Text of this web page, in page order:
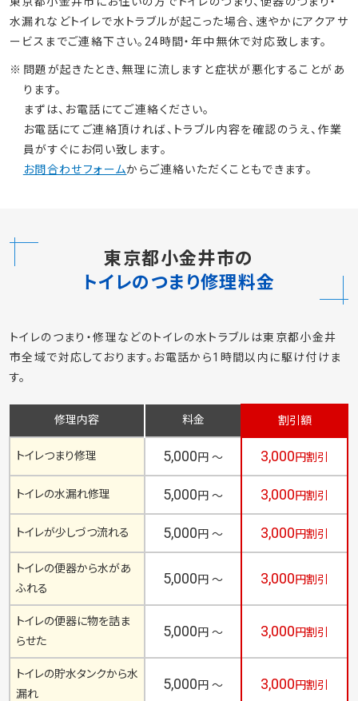
水漏れなどトイレで水トラブルが起こった場合、速やかにアクアサ
ービスまでご連絡下さい。24時間・年中無休で対応致します。
問題が起きたとき、無理に流しますと症状が悪化することがあ
ります。
まずは、お電話にてご連絡ください。
お電話にてご連絡頂ければ、トラブル内容を確認のうえ、作業
員がすぐにお伺い致します。
お問合わせフォームからご連絡いただくこともできます。
東京都小金井市の
トイレのつまり修理料金
トイレのつまり・修理などのトイレの水トラブルは東京都小金井
市全域で対応しております。お電話から1時間以内に駆け付けま
す。
修理内容 料金 割引額
トイレつまり修理 5,000円 ～ 3,000円割引
トイレの水漏れ修理 5,000円 ～ 3,000円割引
トイレが少しづつ流れる 5,000円 ～ 3,000円割引
トイレの便器から水があ
ふれる
5,000円 ～ 3,000円割引
トイレの便器に物を詰ま
らせた
5,000円 ～ 3,000円割引
トイレの貯水タンクから水
漏れ
5,000円 ～ 3,000円割引